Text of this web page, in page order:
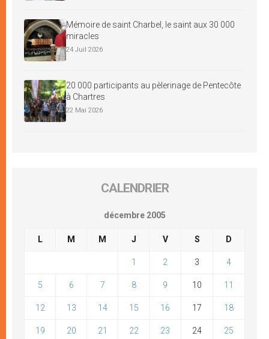
Mémoire de saint Charbel, le saint aux 30 000
miracles
24 Juil 2026
20 000 participants au pèlerinage de Pentecôte
à Chartres
22 Mai 2026
CALENDRIER
décembre 2005
L M M J V S D
1 2 3 4
5 6 7 8 9 10 11
12 13 14 15 16 17 18
19 20 21 22 23 24 25